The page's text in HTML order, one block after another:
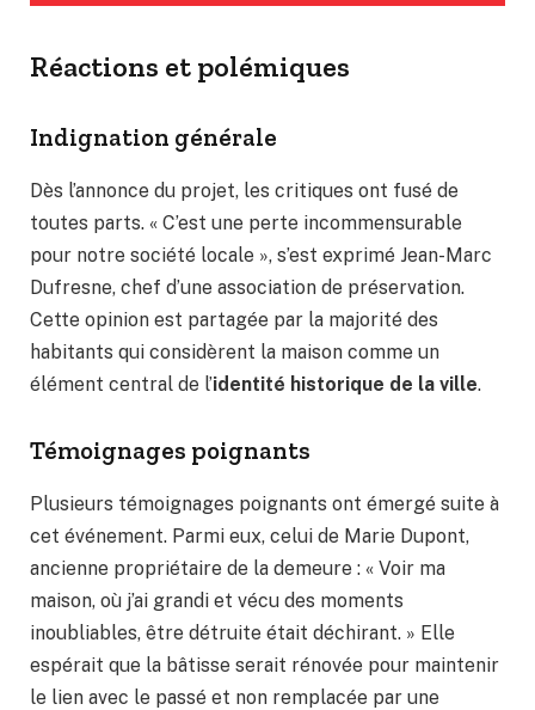
Réactions et polémiques
Indignation générale
Dès l’annonce du projet, les critiques ont fusé de
toutes parts. « C’est une perte incommensurable
pour notre société locale », s’est exprimé Jean-Marc
Dufresne, chef d’une association de préservation.
Cette opinion est partagée par la majorité des
habitants qui considèrent la maison comme un
élément central de l’identité historique de la ville.
Témoignages poignants
Plusieurs témoignages poignants ont émergé suite à
cet événement. Parmi eux, celui de Marie Dupont,
ancienne propriétaire de la demeure : « Voir ma
maison, où j’ai grandi et vécu des moments
inoubliables, être détruite était déchirant. » Elle
espérait que la bâtisse serait rénovée pour maintenir
le lien avec le passé et non remplacée par une